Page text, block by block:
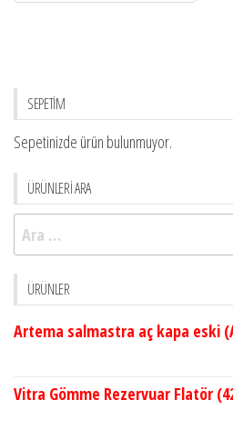
SEPETİM
Sepetinizde ürün bulunmuyor.
ÜRÜNLERİ ARA
Arama:
ÜRÜNLER
Artema salmastra aç kapa eski
Vitra Gömme Rezervuar Flatör